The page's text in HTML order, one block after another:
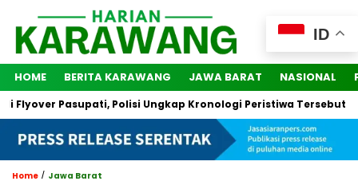
HOME BERITA KARAWANG JAWA BARAT NASIONAL
Pasupati, Polisi Ungkap Kronologi Peristiwa Tersebut
Home / Jawa Barat
ID